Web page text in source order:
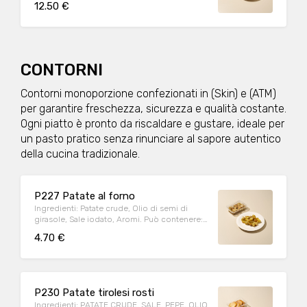
Olio di semi di girasole , Sale], Latte di vacca
orzo, segale, avena, farro, grano), Latte,
Lupini, Molluschi, Pesce, Sedano, Sesamo,
medio porzione: 200g
12.50 €
CONTORNI
Contorni monoporzione confezionati in (Skin) e (ATM)
per garantire freschezza, sicurezza e qualità costante.
Ogni piatto è pronto da riscaldare e gustare, ideale per
un pasto pratico senza rinunciare al sapore autentico
della cucina tradizionale.
P227 Patate al forno
Ingredienti: Patate crude, Olio di semi di
girasole, Sale iodato, Aromi. Può contenere:
contenenti glutine (kamut, orzo, segale,
4.70 €
P230 Patate tirolesi rosti
Ingredienti: PATATE CRUDE, SALE, PEPE, OLIO